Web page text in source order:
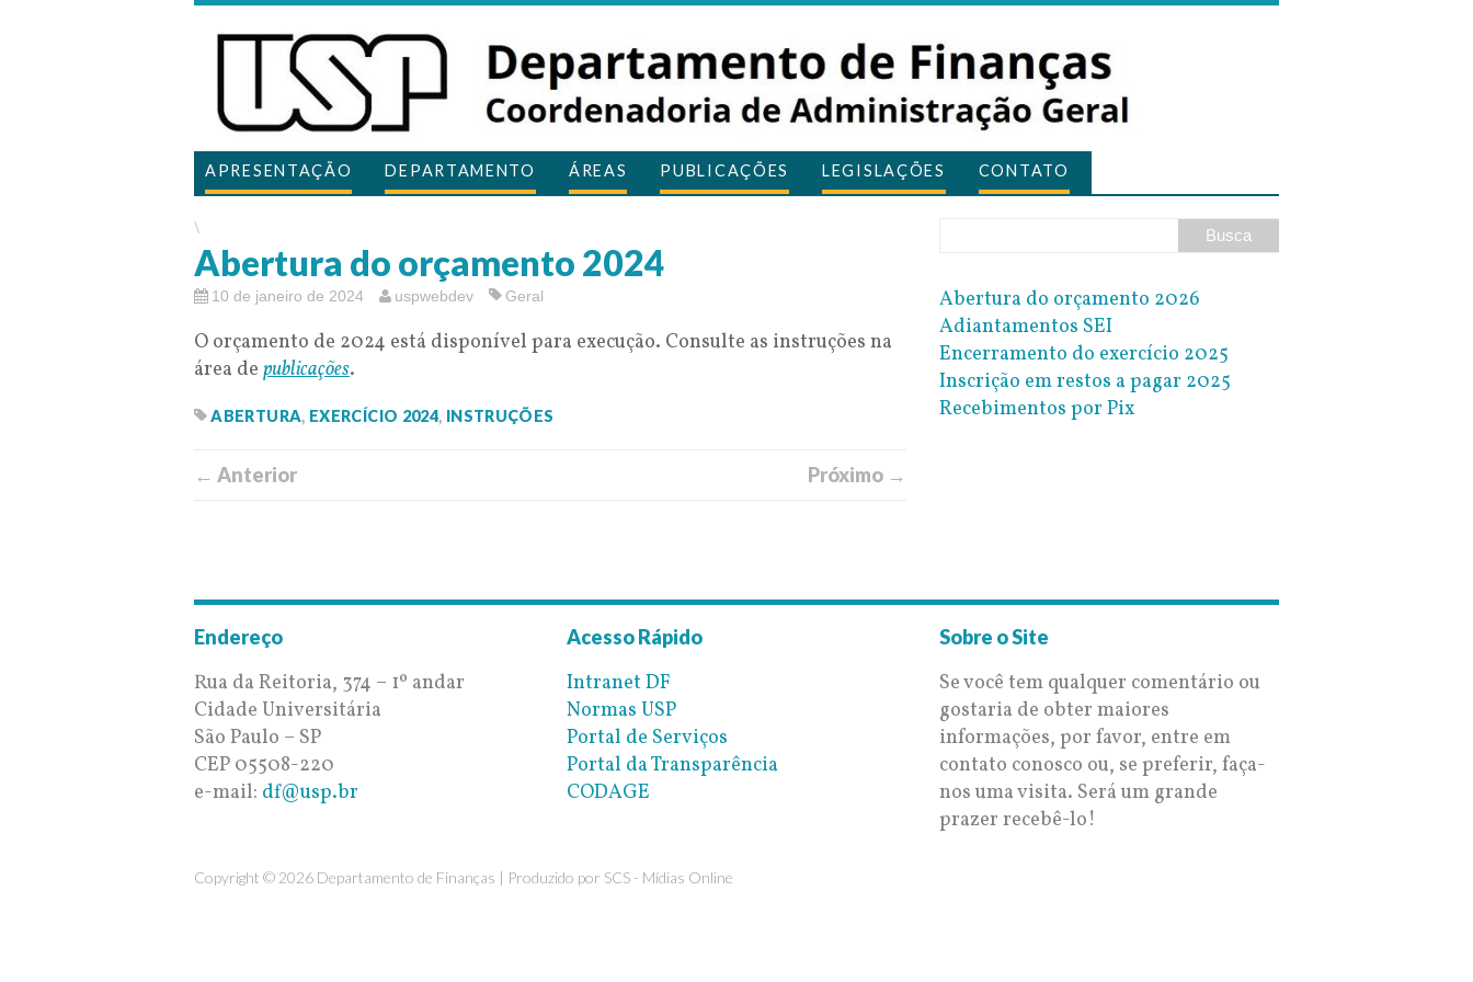
APRESENTAÇÃO DEPARTAMENTO ÁREAS PUBLICAÇÕES LEGISLAÇÕES CONTATO
\
Abertura do orçamento 2024
10 de janeiro de 2024 uspwebdev Geral
O orçamento de 2024 está disponível para execução. Consulte as instruções na
área de publicações.
ABERTURA, EXERCÍCIO 2024, INSTRUÇÕES
← Anterior Próximo →
Abertura do orçamento 2026
Adiantamentos SEI
Encerramento do exercício 2025
Inscrição em restos a pagar 2025
Recebimentos por Pix
Endereço
Rua da Reitoria, 374 – 1º andar
Cidade Universitária
São Paulo – SP
CEP 05508-220
e-mail: df@usp.br
Acesso Rápido
Intranet DF
Normas USP
Portal de Serviços
Portal da Transparência
CODAGE
Sobre o Site
Se você tem qualquer comentário ou
gostaria de obter maiores
informações, por favor, entre em
contato conosco ou, se preferir, faça-
nos uma visita. Será um grande
prazer recebê-lo!
Copyright © 2026 Departamento de Finanças | Produzido por SCS - Mídias Online